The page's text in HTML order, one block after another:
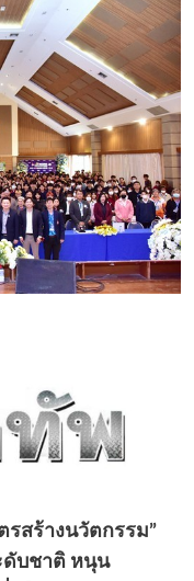
สร้างนวัตกรรม”
ดับชาติ หนุน